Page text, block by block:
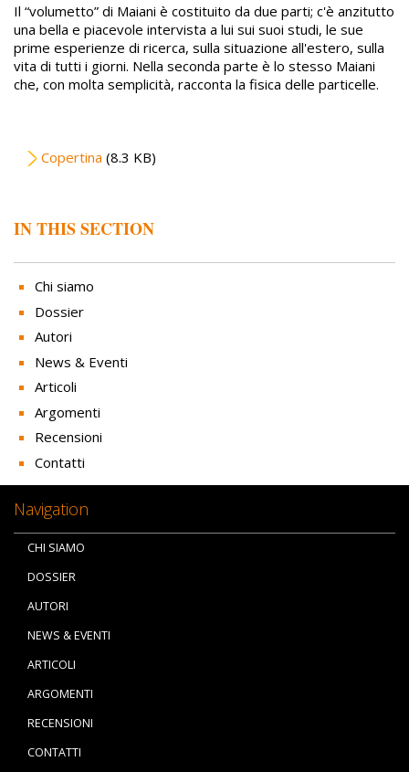
IN THIS SECTION
Chi siamo
Dossier
Autori
News & Eventi
Articoli
Argomenti
Recensioni
Contatti
Il “volumetto” di Maiani è costituito da due parti; c'è anzitutto
una bella e piacevole intervista a lui sui suoi studi, le sue
prime esperienze di ricerca, sulla situazione all'estero, sulla
vita di tutti i giorni. Nella seconda parte è lo stesso Maiani
che, con molta semplicità, racconta la fisica delle particelle.
File
Copertina (8.3 KB)
Navigation
CHI SIAMO
DOSSIER
AUTORI
NEWS & EVENTI
ARTICOLI
ARGOMENTI
RECENSIONI
CONTATTI